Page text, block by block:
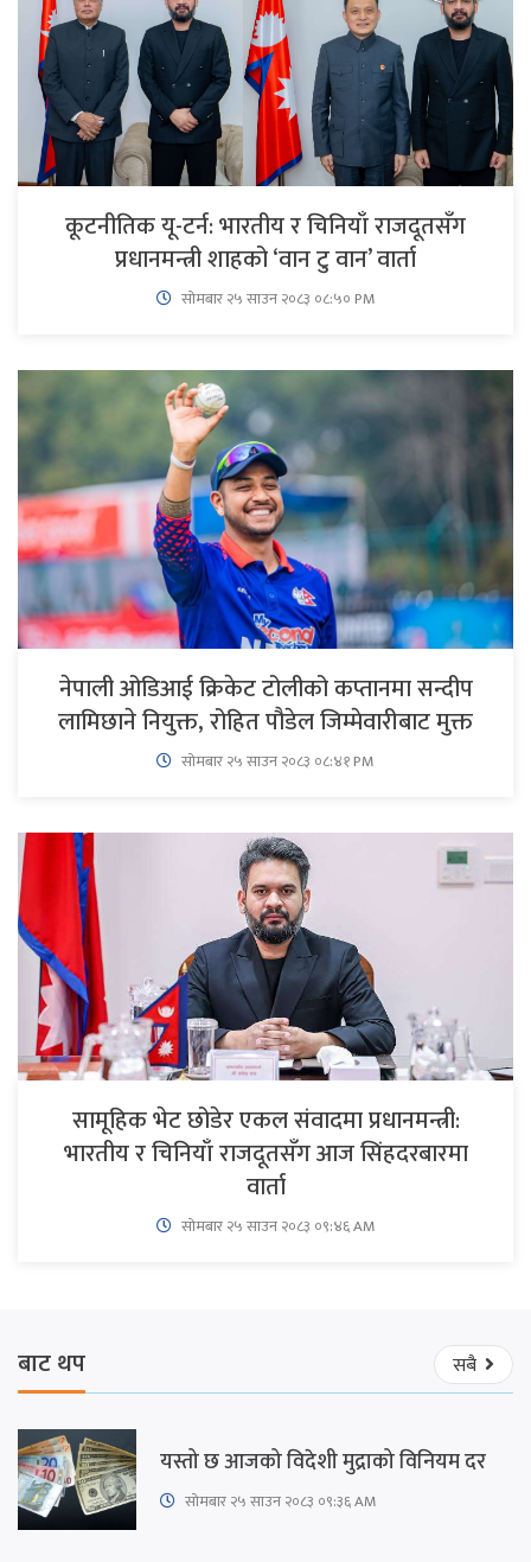
कूटनीतिक यू-टर्न: भारतीय र चिनियाँ राजदूतसँग
प्रधानमन्त्री शाहको ‘वान टु वान’ वार्ता
सोमबार २५ साउन २०८३ ०८:५० PM
नेपाली ओडिआई क्रिकेट टोलीको कप्तानमा सन्दीप
लामिछाने नियुक्त, रोहित पौडेल जिम्मेवारीबाट मुक्त
सोमबार २५ साउन २०८३ ०८:४१ PM
सामूहिक भेट छोडेर एकल संवादमा प्रधानमन्त्री:
भारतीय र चिनियाँ राजदूतसँग आज सिंहदरबारमा
वार्ता
सोमबार २५ साउन २०८३ ०९:४६ AM
बाट थप सबै
यस्तो छ आजको विदेशी मुद्राको विनियम दर
सोमबार २५ साउन २०८३ ०९:३६ AM